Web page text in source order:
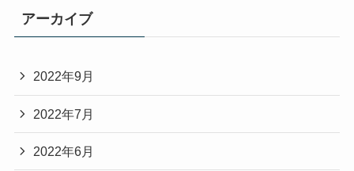
アーカイブ
2022年9月
2022年7月
2022年6月